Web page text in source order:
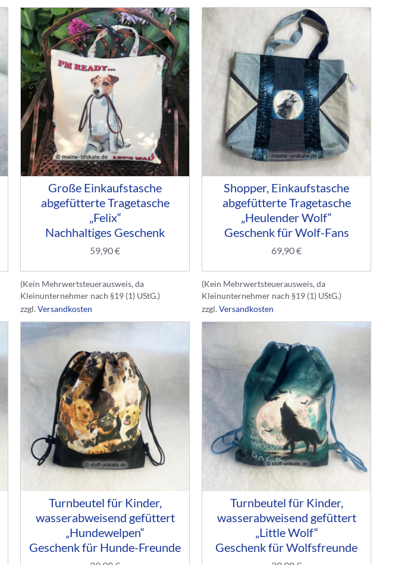
Große Einkaufstasche
abgefütterte Tragetasche
„Felix“
Nachhaltiges Geschenk
59,90€
(Kein Mehrwertsteuerausweis, da
Kleinunternehmer nach §19 (1) UStG.)
zzgl.Versandkosten
Shopper, Einkaufstasche
abgefütterte Tragetasche
„Heulender Wolf“
Geschenk für Wolf-Fans
69,90€
(Kein Mehrwertsteuerausweis, da
Kleinunternehmer nach §19 (1) UStG.)
zzgl.Versandkosten
Turnbeutel für Kinder,
wasserabweisend gefüttert
„Hundewelpen“
Geschenk für Hunde-Freunde
Turnbeutel für Kinder,
wasserabweisend gefüttert
„Little Wolf“
Geschenk für Wolfsfreunde